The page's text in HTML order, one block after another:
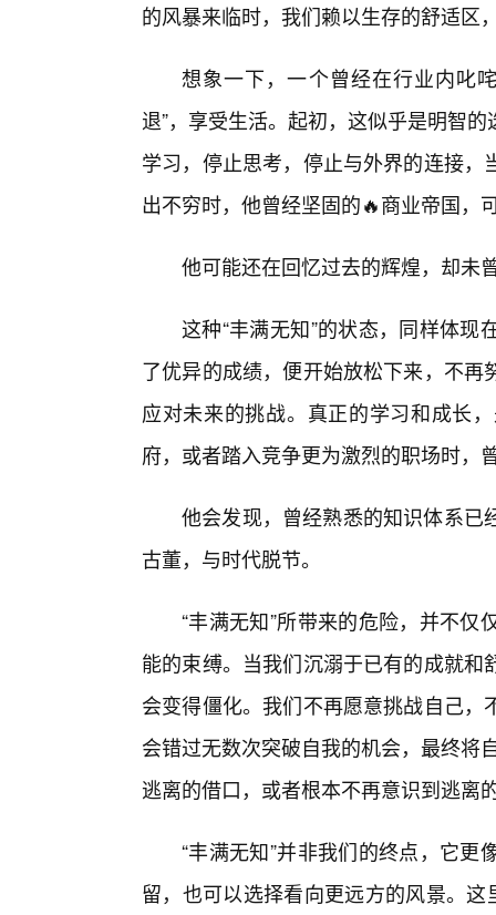
的风暴来临时，我们赖以生存的舒适区
想象一下，一个曾经在行业内叱
退”，享受生活。起初，这似乎是明智
学习，停止思考，停止与外界的连接
出不穷时，他曾经坚固的🔥商业帝国，
他可能还在回忆过去的辉煌，却未
这种“丰满无知”的状态，同样体
了优异的成绩，便开始放松下来，不
应对未来的挑战。真正的学习和成长
府，或者踏入竞争更为激烈的职场时，
他会发现，曾经熟悉的知识体系已
古董，与时代脱节。
“丰满无知”所带来的危险，并不
能的束缚。当我们沉溺于已有的成就
会变得僵化。我们不再愿意挑战自己
会错过无数次突破自我的机会，最终将
逃离的借口，或者根本不再意识到逃离
“丰满无知”并非我们的终点，它
留，也可以选择看向更远方的风景。